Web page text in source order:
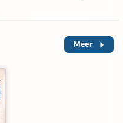
Meer